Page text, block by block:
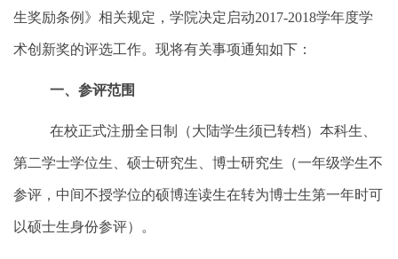
生奖励条例》相关规定，学院决定启动2017-2018学年度学
术创新奖的评选工作。现将有关事项通知如下：
一、参评范围
在校正式注册全日制（大陆学生须已转档）本科生、
第二学士学位生、硕士研究生、博士研究生（一年级学生不
参评，中间不授学位的硕博连读生在转为博士生第一年时可
以硕士生身份参评）。